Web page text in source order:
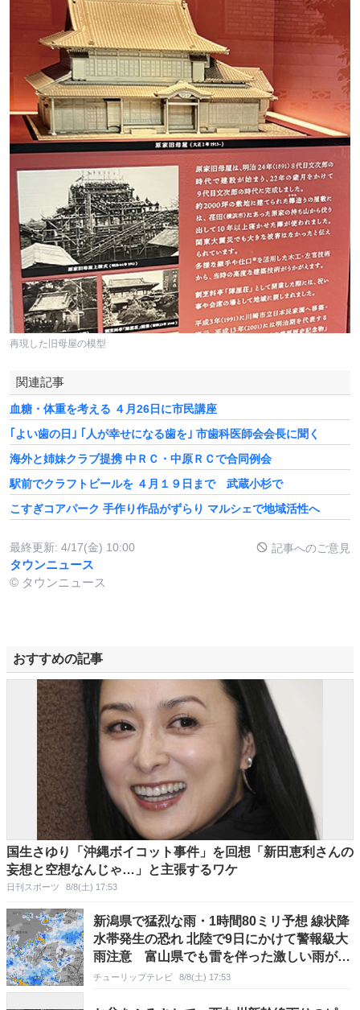
再現した旧母屋の模型
関連記事
血糖・体重を考える ４月26日に市民講座
｢よい歯の日｣ ｢人が幸せになる歯を｣ 市歯科医師会会長に聞く
海外と姉妹クラブ提携 中ＲＣ・中原ＲＣで合同例会
駅前でクラフトビールを ４月１９日まで 武蔵小杉で
こすぎコアパーク 手作り作品がずらり マルシェで地域活性へ
最終更新: 4/17(金) 10:00 記事へのご意見
タウンニュース
© タウンニュース
おすすめの記事
国生さゆり「沖縄ボイコット事件」を回想「新田恵利さんの
妄想と空想なんじゃ…」と主張するワケ
日刊スポーツ 8/8(土) 17:53
新潟県で猛烈な雨・1時間80ミリ予想 線状降
水帯発生の恐れ 北陸で9日にかけて警報級大
雨注意 富山県でも雷を伴った激しい雨が降
り大雨となる所も…
チューリップテレビ 8/8(土) 17:53